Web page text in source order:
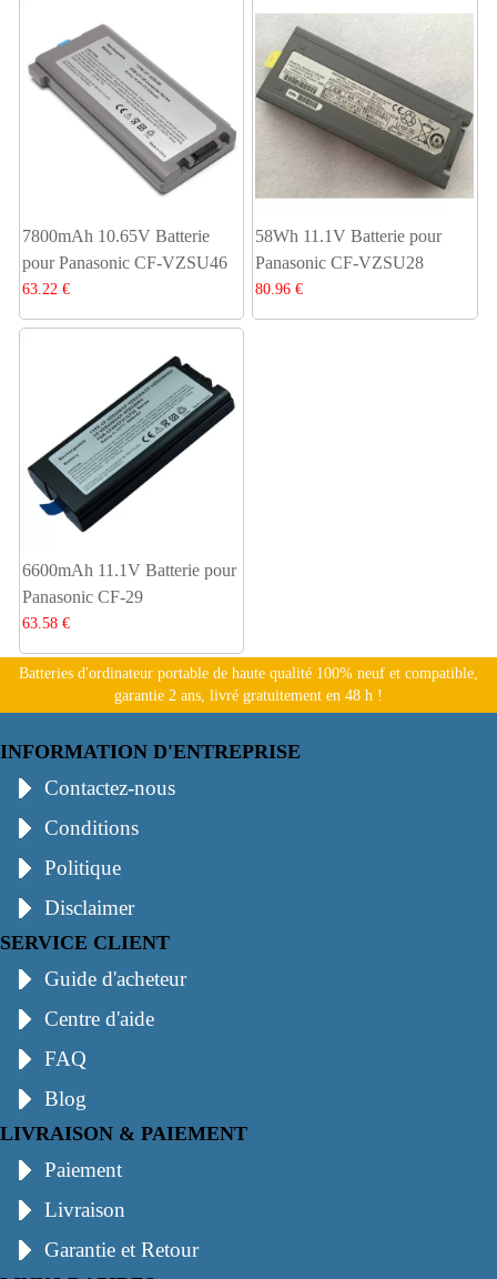
7800mAh 10.65V Batterie
pour Panasonic CF-VZSU46
63.22 €
58Wh 11.1V Batterie pour
Panasonic CF-VZSU28
80.96 €
6600mAh 11.1V Batterie pour
Panasonic CF-29
63.58 €
Batteries d'ordinateur portable de haute qualité 100% neuf et compatible,
garantie 2 ans, livré gratuitement en 48 h !
INFORMATION D'ENTREPRISE
Contactez-nous
Conditions
Politique
Disclaimer
SERVICE CLIENT
Guide d'acheteur
Centre d'aide
FAQ
Blog
LIVRAISON & PAIEMENT
Paiement
Livraison
Garantie et Retour